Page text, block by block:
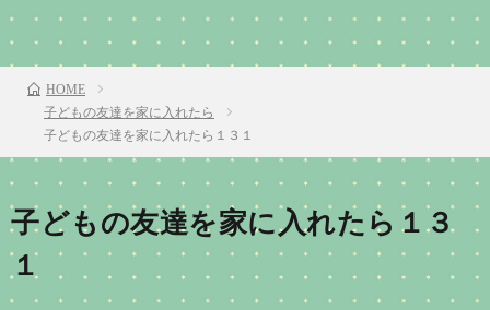
HOME
子どもの友達を家に入れたら
子どもの友達を家に入れたら１３１
子どもの友達を家に入れたら１３
１